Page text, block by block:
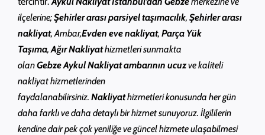
ilçelerine;Şehirler arası parsiyel taşımacılık, Şehirler arası
nakliyat, Ambar,Evden eve nakliyat, Parça Yük
Taşıma,Ağır Nakliyathizmetleri sunmakta
olanGebzeAykulNakliyat ambarının ucuzve kaliteli
nakliyat hizmetlerinden
faydalanabilirsiniz. Nakliyathizmetleri konusunda her gün
daha farklı ve daha detaylı bir hizmet sunuyoruz. İlgililerin
kendine dair pek çok yeniliğe ve güncel hizmete ulaşabilmesi